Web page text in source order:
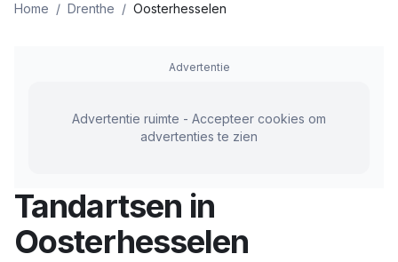
Home / Drenthe / Oosterhesselen
Advertentie
Advertentie ruimte - Accepteer cookies om
advertenties te zien
Tandartsen in
Oosterhesselen